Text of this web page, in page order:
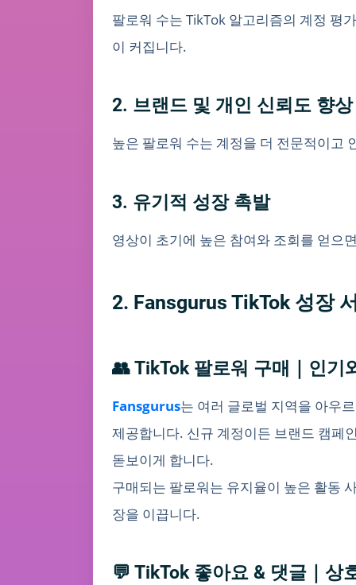
팔로워 수는 TikTok 알고리즘의 계정 평
이 커집니다.
2. 브랜드 및 개인 신뢰도 향상
높은 팔로워 수는 계정을 더 전문적이고
3. 유기적 성장 촉발
영상이 초기에 높은 참여와 조회를 얻으
2. Fansgurus TikTok 성장
👥 TikTok 팔로워 구매｜인기
Fansgurus는 여러 글로벌 지역을 아우
제공합니다. 신규 계정이든 브랜드 캠페
돋보이게 합니다.
구매되는 팔로워는 유지율이 높은 활동
장을 이끕니다.
💬 TikTok 좋아요 & 댓글｜상